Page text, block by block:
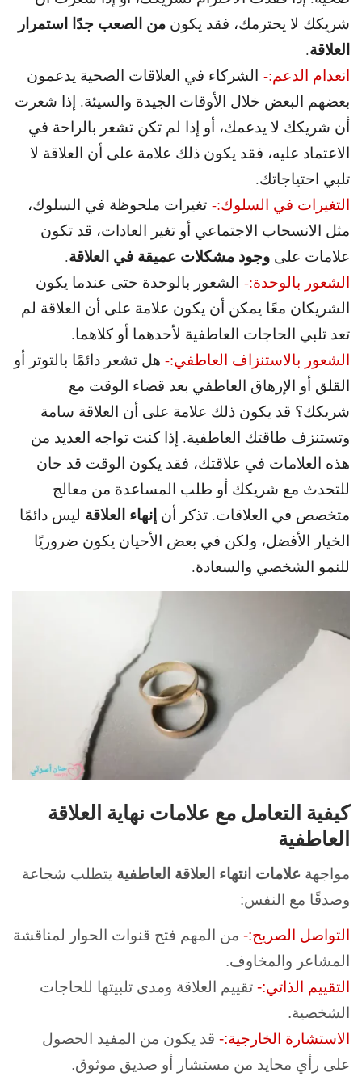
شريكك لا يحترمك، فقد يكون من الصعب جدًا استمرار
العلاقة.
انعدام الدعم:- الشركاء في العلاقات الصحية يدعمون
بعضهم البعض خلال الأوقات الجيدة والسيئة. إذا شعرت
أن شريكك لا يدعمك، أو إذا لم تكن تشعر بالراحة في
الاعتماد عليه، فقد يكون ذلك علامة على أن العلاقة لا
تلبي احتياجاتك.
التغيرات في السلوك:- تغيرات ملحوظة في السلوك،
مثل الانسحاب الاجتماعي أو تغير العادات، قد تكون
علامات على وجود مشكلات عميقة في العلاقة.
الشعور بالوحدة:- الشعور بالوحدة حتى عندما يكون
الشريكان معًا يمكن أن يكون علامة على أن العلاقة لم
تعد تلبي الحاجات العاطفية لأحدهما أو كلاهما.
الشعور بالاستنزاف العاطفي:- هل تشعر دائمًا بالتوتر أو
القلق أو الإرهاق العاطفي بعد قضاء الوقت مع
شريكك؟ قد يكون ذلك علامة على أن العلاقة سامة
وتستنزف طاقتك العاطفية. إذا كنت تواجه العديد من
هذه العلامات في علاقتك، فقد يكون الوقت قد حان
للتحدث مع شريكك أو طلب المساعدة من معالج
متخصص في العلاقات. تذكر أن إنهاء العلاقة ليس دائمًا
الخيار الأفضل، ولكن في بعض الأحيان يكون ضروريًا
للنمو الشخصي والسعادة.
كيفية التعامل مع علامات نهاية العلاقة
العاطفية
مواجهة علامات انتهاء العلاقة العاطفية يتطلب شجاعة
وصدقًا مع النفس:
التواصل الصريح:- من المهم فتح قنوات الحوار لمناقشة
المشاعر والمخاوف.
التقييم الذاتي:- تقييم العلاقة ومدى تلبيتها للحاجات
الشخصية.
الاستشارة الخارجية:- قد يكون من المفيد الحصول
على رأي محايد من مستشار أو صديق موثوق.